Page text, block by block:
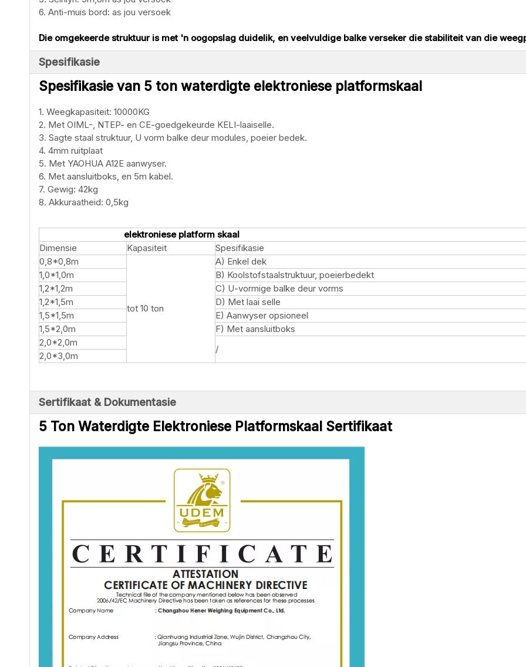
6. Anti-muis bord: as jou versoek
Die omgekeerde struktuur is met 'n oogopslag duidelik, en veelvuldige balke verseker die stabiliteit van die
Spesifikasie
Spesifikasie van 5 ton waterdigte elektroniese platformskaal
1. Weegkapasiteit: 10000KG
2. Met OIML-, NTEP- en CE-goedgekeurde KELI-laaiselle.
3. Sagte staal struktuur, U vorm balke deur modules, poeier bedek.
4. 4mm ruitplaat
5. Met YAOHUA A12E aanwyser.
6. Met aansluitboks, en 5m kabel.
7. Gewig: 42kg
8. Akkuraatheid: 0,5kg
elektroniese platform skaal
Dimensie
Kapasiteit
Spesifikasie
0,8*0,8m
tot 10 ton
A) Enkel dek
1,0*1,0m
B) Koolstofstaalstruktuur, poeierbedekt
1,2*1,2m
C) U-vormige balke deur vorms
1,2*1,5m
D) Met laai selle
1,5*1,5m
E) Aanwyser opsioneel
1,5*2,0m
F) Met aansluitboks
2,0*2,0m
/
2,0*3,0m
Sertifikaat & Dokumentasie
5 Ton Waterdigte Elektroniese Platformskaal Sertifikaat